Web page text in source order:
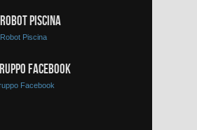
PISCINA
FACEBOOK